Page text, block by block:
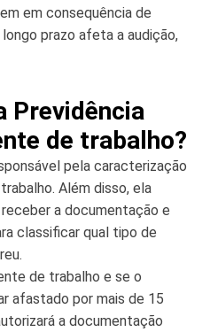
em consequência de
prazo afeta a audição,
Previdência
de trabalho?
pela caracterização
Além disso, ela
a documentação e
classificar qual tipo de
de trabalho e se o
afastado por mais de 15
a documentação